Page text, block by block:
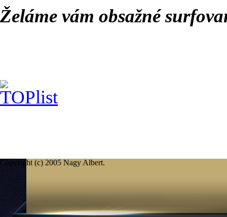
Želáme vám obsažné
Copyright (c) 2005 Nagy Albert.